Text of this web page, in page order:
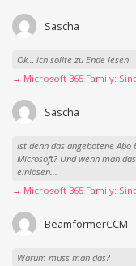
Sascha
Ok… ich sollte zu Ende lesen
→ Microsoft 365 Family:
Sascha
Ist denn das angebotene Abo
Microsoft? Und wenn man
einlösen...
→ Microsoft 365 Family:
BeamformerCCM
Warum muss man das?